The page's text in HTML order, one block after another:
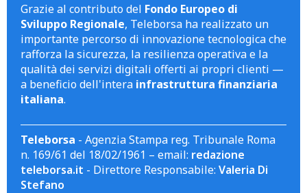
Grazie al contributo del Fondo Europeo di
Sviluppo Regionale, Teleborsa ha realizzato un
importante percorso di innovazione tecnologica che
rafforza la sicurezza, la resilienza operativa e la
qualità dei servizi digitali offerti ai propri clienti —
a beneficio dell'intera infrastruttura finanziaria
italiana.
Teleborsa - Agenzia Stampa reg. Tribunale Roma
n. 169/61 del 18/02/1961 – email: redazione
teleborsa.it - Direttore Responsabile: Valeria Di
Stefano